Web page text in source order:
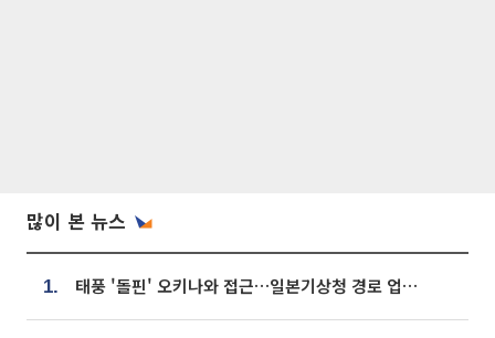
많이 본 뉴스
1. 태풍 '돌핀' 오키나와 접근…일본기상청 경로 업데이트